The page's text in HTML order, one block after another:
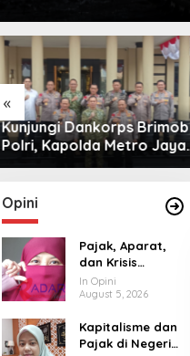
«
Kunjungi Dankorps Brimob
Polri, Kapolda Metro Jaya
dan Pangdam Jaya
Opini
Pajak, Aparat,
dan Krisis
Kepercayaan
Publik
In Opini
August 5, 2026
Kapitalisme dan
Pajak di Negeri